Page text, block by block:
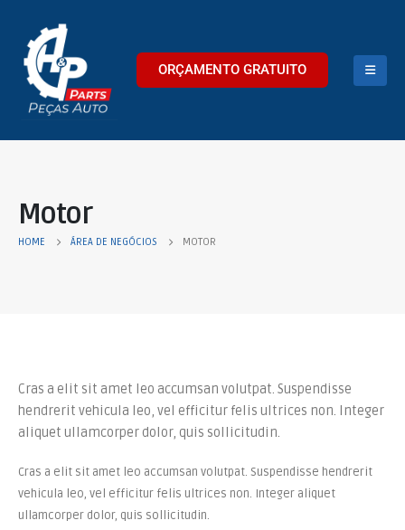
ORÇAMENTO GRATUITO
Motor
HOME ÁREA DE NEGÓCIOS MOTOR
Cras a elit sit amet leo accumsan volutpat. Suspendisse
hendrerit vehicula leo, vel efficitur felis ultrices non. Integer
aliquet ullamcorper dolor, quis sollicitudin.
Cras a elit sit amet leo accumsan volutpat. Suspendisse hendrerit
vehicula leo, vel efficitur felis ultrices non. Integer aliquet
ullamcorper dolor, quis sollicitudin.